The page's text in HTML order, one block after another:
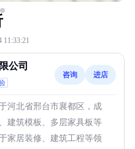
11:33:21
公司
咨询 进店
河北省邢台市襄都区，成
建筑模板、多层家具板等
家居装修、建筑工程等领